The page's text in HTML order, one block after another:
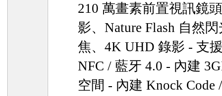
210 萬畫素前置視訊鏡
影、Nature Flash 自然
焦、4K UHD 錄影 - 支
NFC / 藍牙 4.0 - 內建
空間 - 內建 Knock